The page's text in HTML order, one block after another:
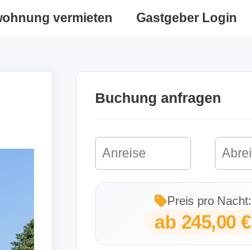
vermieten Gastgeber Login
Buchung anfragen
Preis pro Nacht:
ab 245,00 €